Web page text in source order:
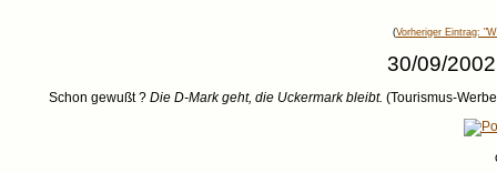
(Vorheriger Eintrag:
30/09/
Schon gewußt ? Die D-Mark geht, die Uckermark bleibt. (Tourismus-